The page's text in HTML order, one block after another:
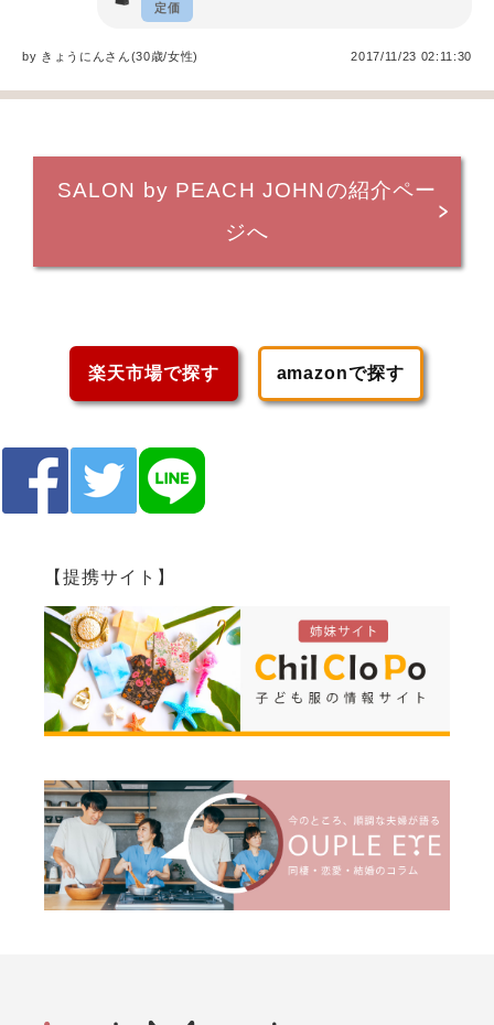
定価
by きょうにんさん(30歳/女性) 2017/11/23 02:11:30
SALON by PEACH JOHNの紹介ペー
ジへ
楽天市場で探す amazonで探す
【提携サイト】